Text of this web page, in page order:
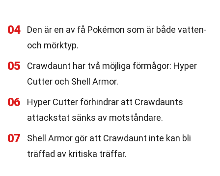
04
Den är en av få Pokémon som är både vatten-
och mörktyp.
05
Crawdaunt har två möjliga förmågor: Hyper
Cutter och Shell Armor.
06
Hyper Cutter förhindrar att Crawdaunts
attackstat sänks av motståndare.
07
Shell Armor gör att Crawdaunt inte kan bli
träffad av kritiska träffar.